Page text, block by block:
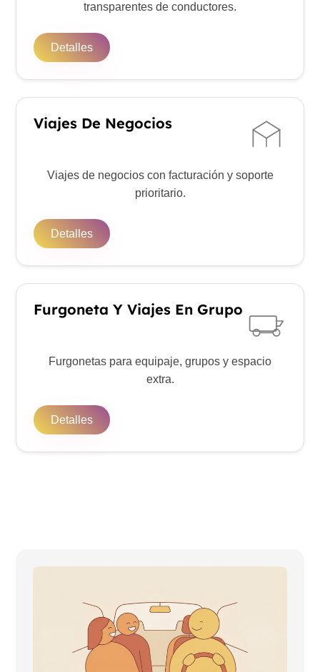
transparentes de conductores.
Detalles
Viajes De Negocios
Viajes de negocios con facturación y soporte
prioritario.
Detalles
Furgoneta Y Viajes En Grupo
Furgonetas para equipaje, grupos y espacio
extra.
Detalles